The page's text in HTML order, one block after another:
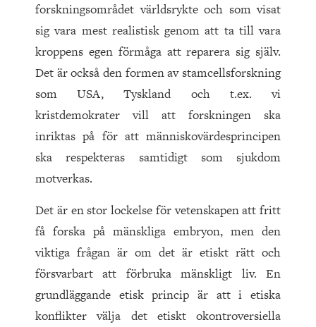
forskningsområdet världsrykte och som visat
sig vara mest realistisk genom att ta till vara
kroppens egen förmåga att reparera sig själv.
Det är också den formen av stamcellsforskning
som USA, Tyskland och t.ex. vi
kristdemokrater vill att forskningen ska
inriktas på för att människovärdesprincipen
ska respekteras samtidigt som sjukdom
motverkas.
Det är en stor lockelse för vetenskapen att fritt
få forska på mänskliga embryon, men den
viktiga frågan är om det är etiskt rätt och
försvarbart att förbruka mänskligt liv. En
grundläggande etisk princip är att i etiska
konflikter välja det etiskt okontroversiella